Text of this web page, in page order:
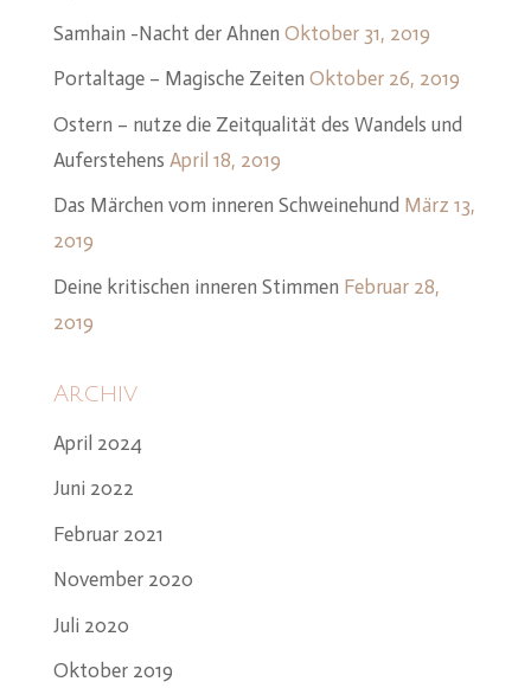
Samhain -Nacht der Ahnen Oktober 31, 2019
Portaltage – Magische Zeiten Oktober 26, 2019
Ostern – nutze die Zeitqualität des Wandels und
Auferstehens April 18, 2019
Das Märchen vom inneren Schweinehund März 13,
2019
Deine kritischen inneren Stimmen Februar 28,
2019
Archiv
April 2024
Juni 2022
Februar 2021
November 2020
Juli 2020
Oktober 2019